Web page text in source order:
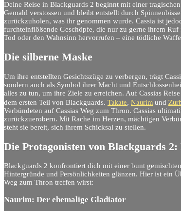
Deine Reise in Blackguards 2 beginnt mit einer
Gemahl verstossen und bleibt entstellt durch
zurückzuholen, was ihr genommen wurde. Cassia ist
furchteinflößende Geschöpfe, die nur zu gerne ihrem
Tod oder den Wahnsinn hervorrufen – eine tödliche
Die silberne Maske
Um ihre entstellten Gesichtszüge zu verbergen, trägt
sondern auch als Symbol ihrer Macht und
alles zu tun, um ihre Ziele zu erreichen. Auf Cassias
dem ersten Teil von Blackguards. Takate, Naurim und
Verbündeten auf Cassias Weg zum Thron. Cassias
zurückzuerobern. Mit Rache im Herzen, mächtigen
steht sie bereit, sich ihrem Schicksal zu stellen.
Die Protagonisten von Blackguards
Blackguards 2 konfrontiert dich mit einer bunt
Hintergründe und Persönlichkeiten glänzen. Hier ist ein
Weg zum Thron treffen wirst:
Naurim: Der ehemalige Gladiator